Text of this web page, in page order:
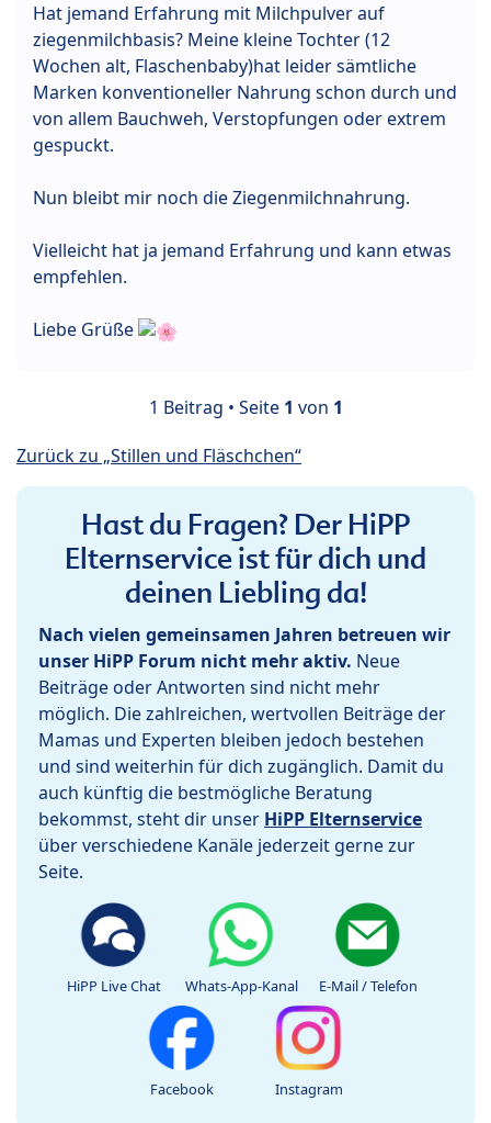
Hat jemand Erfahrung mit Milchpulver auf
ziegenmilchbasis? Meine kleine Tochter (12
Wochen alt, Flaschenbaby)hat leider sämtliche
Marken konventioneller Nahrung schon durch und
von allem Bauchweh, Verstopfungen oder extrem
gespuckt.
Nun bleibt mir noch die Ziegenmilchnahrung.
Vielleicht hat ja jemand Erfahrung und kann etwas
empfehlen.
Liebe Grüße
1 Beitrag • Seite 1 von 1
Zurück zu „Stillen und Fläschchen“
Hast du Fragen? Der HiPP
Elternservice ist für dich und
deinen Liebling da!
Nach vielen gemeinsamen Jahren betreuen wir
unser HiPP Forum nicht mehr aktiv. Neue
Beiträge oder Antworten sind nicht mehr
möglich. Die zahlreichen, wertvollen Beiträge der
Mamas und Experten bleiben jedoch bestehen
und sind weiterhin für dich zugänglich. Damit du
auch künftig die bestmögliche Beratung
bekommst, steht dir unser HiPP Elternservice
über verschiedene Kanäle jederzeit gerne zur
Seite.
HiPP Live Chat Whats-App-Kanal E-Mail / Telefon
Facebook Instagram